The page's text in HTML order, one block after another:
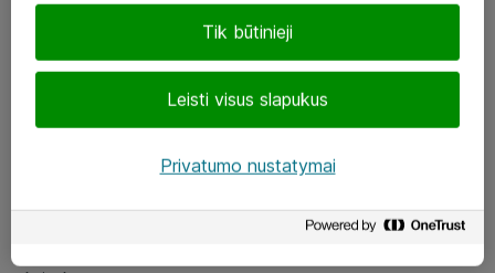
LinkedIn
Tik būtinieji
Leisti visus slapukus
Privatumo nustatymai